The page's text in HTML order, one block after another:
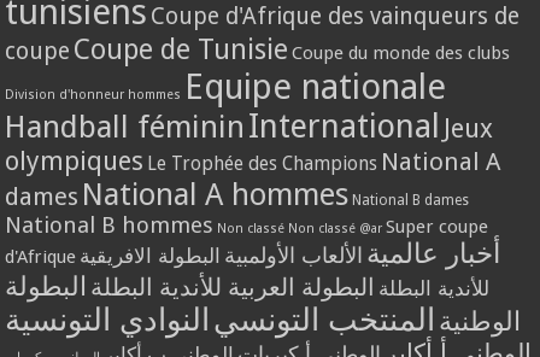
tunisiens Coupe d'Afrique des vainqueurs de
coupe Coupe de Tunisie Coupe du monde des clubs
Division d'honneur hommes Equipe nationale
Handball féminin International Jeux
olympiques Le Trophée des Champions National A
dames National A hommes National B dames
National B hommes Non classé Non classé @ar Super coupe
d'Afrique
أخبار عالمية الألعاب الأولمبية البطولة الافريقية
للأندية البطلة البطولة العربية للأندية البطلة البطولة
الوطنية المنتخب التونسي النوادي التونسية